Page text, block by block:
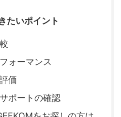
たいポイント
ォーマンス
価
ポートの確認